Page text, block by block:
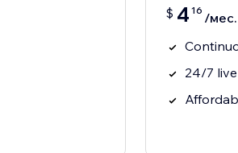
$ 4 16 /мес.
24/7